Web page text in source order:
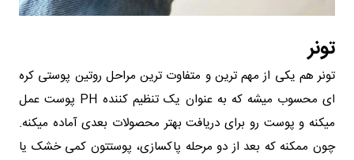
تونر
تونر هم یکی از مهم‌ ترین و متفاوت‌ ترین مراحل روتین پوستی کره‌
ای محسوب میشه که به‌ عنوان یک تنظیم‌ کننده PH پوست عمل
میکنه و پوست رو برای دریافت بهتر محصولات بعدی آماده میکنه.
چون ممکنه که بعد از دو مرحله پاکسازی، پوستتون کمی خشک یا